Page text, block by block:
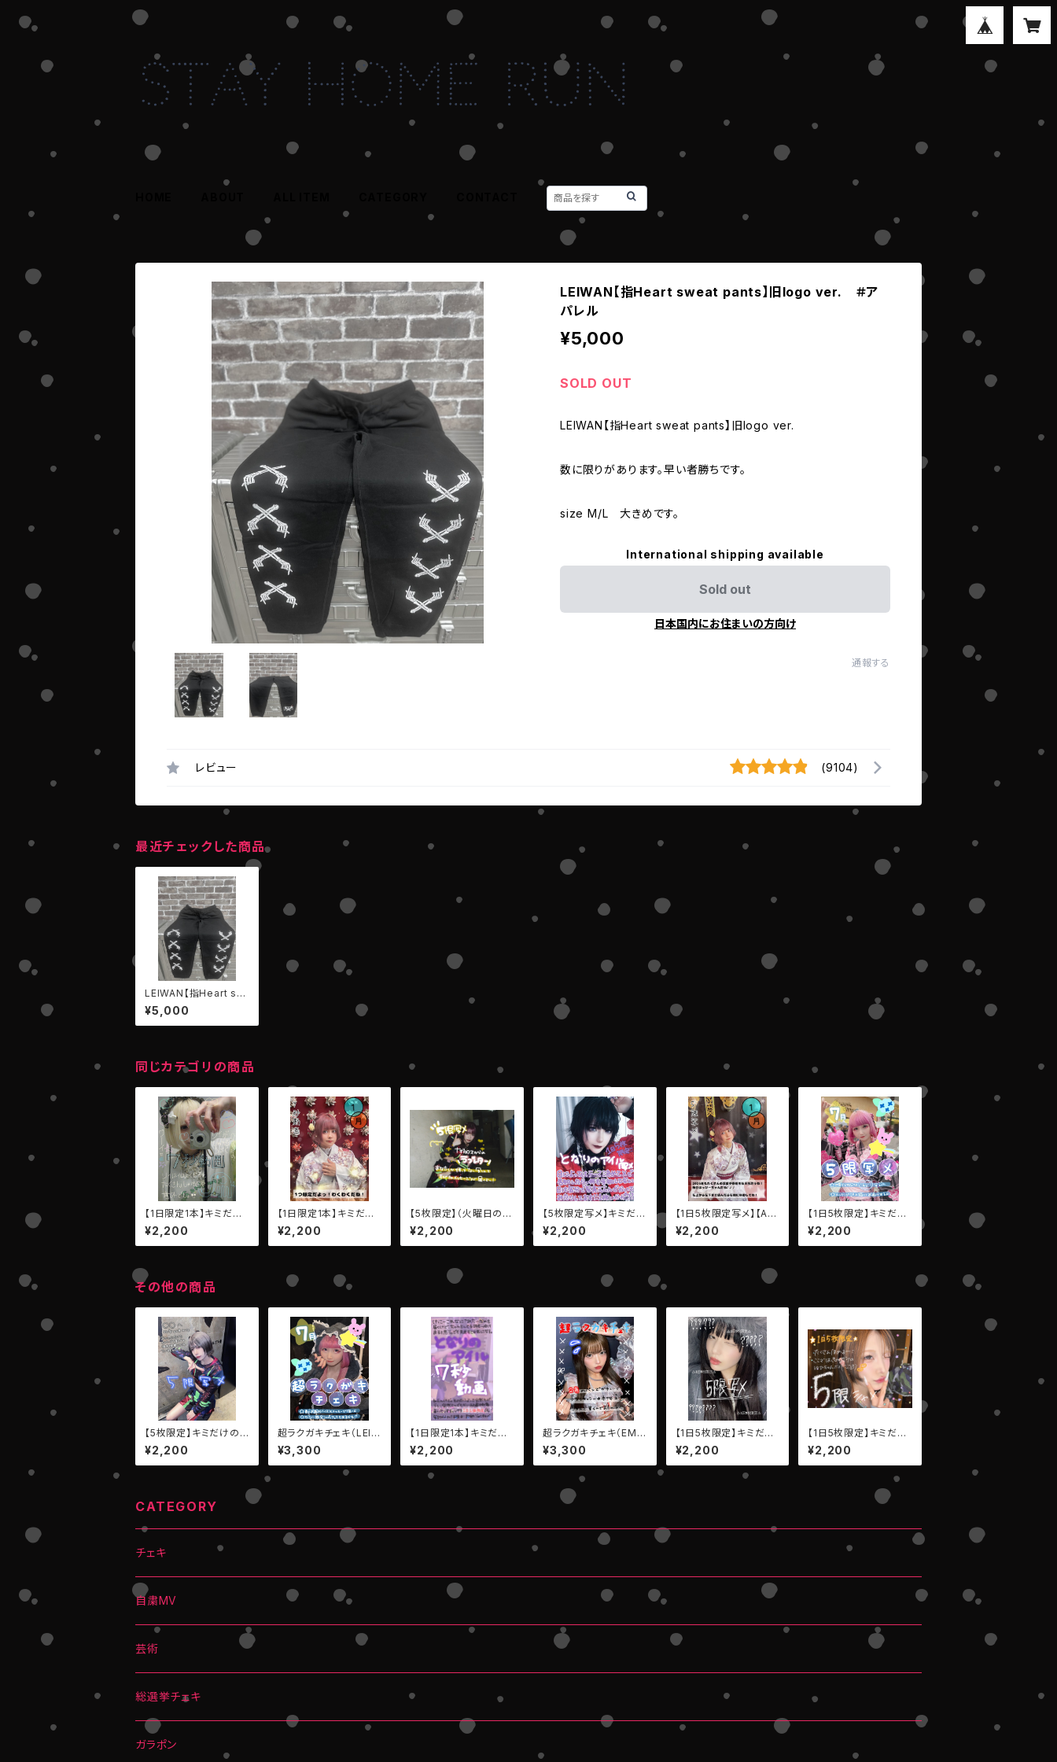
LEIWAN【指Heart sweat pants】旧logo ver. ＃ア
パレル
¥5,000
SOLD OUT
LEIWAN【指Heart sweat pants】旧logo ver.
数に限りがあります。早い者勝ちです。
size M/L 大きめです。
International shipping available
Sold out
日本国内にお住まいの方向け
通報する
レビュー (9104)
最近チェックした商品
LEIWAN【指Heart sw
eat pants】旧logo ve
r. ＃アパレル
¥5,000
同じカテゴリの商品
【1日限定1本】キミだけ
の動画（7秒）【AIBEC
K・リイ】
¥2,200
【1日限定1本】キミだけ
の動画（7秒）【AIBEC
K・ひなたゆか】
¥2,200
【5枚限定】（火曜日のナ
ギタロス EMPATHY）
キミだけのメッセージ写
メ
¥2,200
【5枚限定写メ】キミだけ
のメッセージ写メ【AIBE
CK・となりのアイル】
¥2,200
【1日5枚限定写メ】【AIB
ECK・ひなたゆか】
¥2,200
【1日5枚限定】キミだけ
のメッセージ写メ【LEIW
AN・卯月アヤカ】
¥2,200
その他の商品
【5枚限定】キミだけのメ
ッセージ写メ【望月しの
（EMPATHY）】
¥2,200
超ラクガキチェキ（LEIW
AN：卯月アヤカ）
¥3,300
【1日限定1本】キミだけ
の動画（7秒）【AIBEC
K・となりのアイル 】
¥2,200
超ラクガキチェキ（EMP
ATHY：ゆらなみ・れい）
¥3,300
【1日5枚限定】キミだけ
のメッセージ写メ【EMP
ATHY ヤエ・リリス】
¥2,200
【1日5枚限定】キミだけ
のメッセージ写メ【LEIW
AN・ユウヒ・リコ】
¥2,200
CATEGORY
チェキ
自粛MV
芸術
総選挙チェキ
ガラポン